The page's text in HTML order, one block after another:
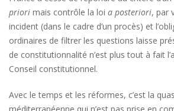
priori mais contrôle la loi a posteriori, par
incident (dans le cadre d’un procès) et
ordinaires de filtrer les questions laisse
de constitutionnalité n’est plus tout à fait
Conseil constitutionnel.
Avec le temps et les réformes, c’est la